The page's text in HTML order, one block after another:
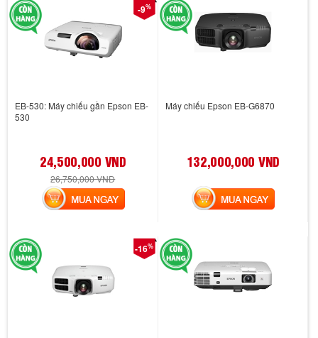
-9%
EB-530: Máy chiếu gần Epson EB-
530
24,500,000 VND
26,750,000 VND
MUA NGAY
Máy chiếu Epson EB-G6870
132,000,000 VND
MUA NGAY
-16%